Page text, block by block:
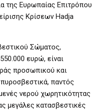
της Ευρωπαίας Επιτρόπου
Κρίσεων Hadja
Σώματος,
ευρώ, είναι
προσωπικού και
παντός
νερού χωρητικότητας
μεγάλες κατασβεστικές